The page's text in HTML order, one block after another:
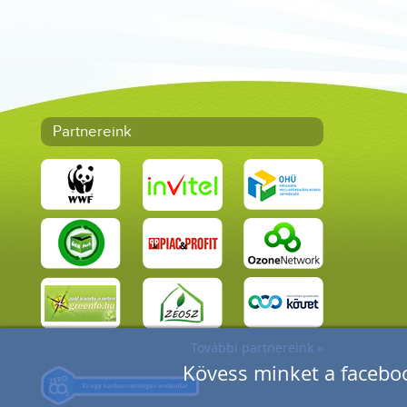
Kövess minket a
Partnereink
További partnereink »